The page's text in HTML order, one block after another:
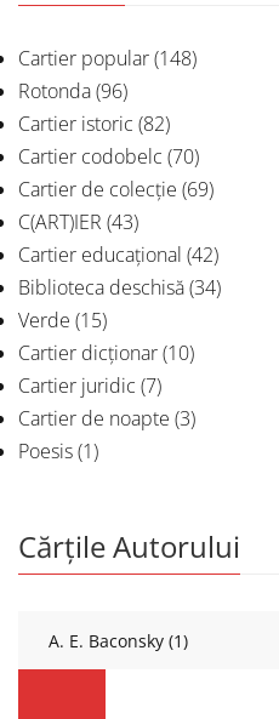
Cartier popular(148)
Rotonda(96)
Cartier istoric (82)
Cartier codobelc (70)
Cartier de colecție (69)
C(ART)IER (43)
Cartier educațional (42)
Biblioteca deschisă(34)
Verde (15)
Cartier dicționar(10)
Cartier juridic (7)
Cartier de noapte (3)
Poesis(1)
Cărțile Autorului